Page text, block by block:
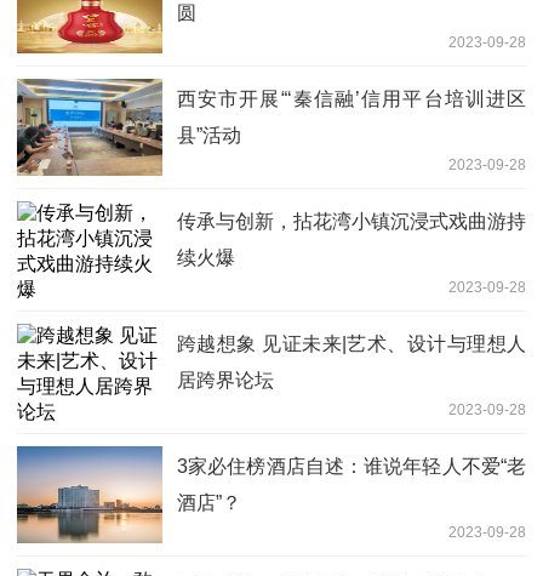
圆
2023-09-28
西安市开展“‘秦信融’信用平台培训进区
县”活动
2023-09-28
传承与创新，拈花湾小镇沉浸式戏曲游持
续火爆
2023-09-28
跨越想象 见证未来|艺术、设计与理想人
居跨界论坛
2023-09-28
3家必住榜酒店自述：谁说年轻人不爱“老
酒店”？
2023-09-28